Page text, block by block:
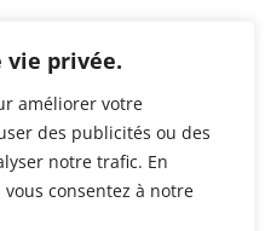
vie privée.
améliorer votre
des publicités ou des
notre trafic. En
consentez à notre
fort, esthétique et
Tattoo.